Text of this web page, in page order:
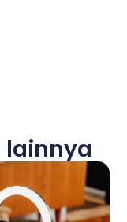
lainnya